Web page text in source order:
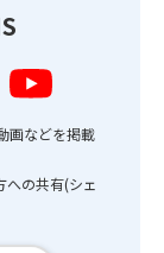
画などを掲載
の共有(シェ